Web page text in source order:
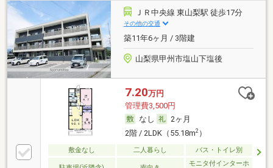
ＪＲ中央線 東山梨駅 徒歩17分
その他の交通
築11年6ヶ月 / 3階建
山梨県甲州市塩山下塩後
7.20万円
管理費3,500円
なし
2ヶ月
2階 / 2LDK（55.18m2）
敷金なし 二人暮らし バス・トイレ別
モニタ付インターホ